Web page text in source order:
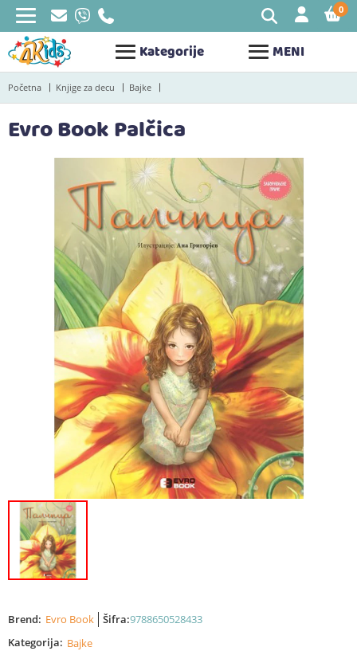
Kategorije MENI
0
Početna Knjige za decu Bajke
Evro Book Palčica
Brend: Evro Book Šifra:9788650528433
Kategorija: Bajke